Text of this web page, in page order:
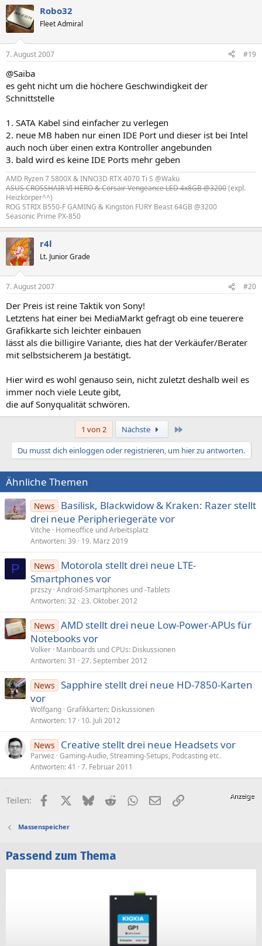
Robo32
Fleet Admiral
7. August 2007 #19
@Saiba
es geht nicht um die höchere Geschwindigkeit der
Schnittstelle
1. SATA Kabel sind einfacher zu verlegen
2. neue MB haben nur einen IDE Port und dieser ist bei Intel
auch noch über einen extra Kontroller angebunden
3. bald wird es keine IDE Ports mehr geben
AMD Ryzen 7 5800X & INNO3D RTX 4070 Ti S @Wakü
ASUS CROSSHAIR VI HERO & Corsair Vengeance LED 4x8GB @3200(expl.
Heizkörper^^)
ROG STRIX B550-F GAMING & Kingston FURY Beast 64GB @3200
Seasonic Prime PX-850
r4l
Lt. Junior Grade
7. August 2007 #20
Der Preis ist reine Taktik von Sony!
Letztens hat einer bei MediaMarkt gefragt ob eine teuerere
Grafikkarte sich leichter einbauen
lässt als die billigire Variante, dies hat der Verkäufer/Berater
mit selbstsicherem Ja bestätigt.
Hier wird es wohl genauso sein, nicht zuletzt deshalb weil es
immer noch viele Leute gibt,
die auf Sonyqualität schwören.
1 von 2 Nächste
Du musst dich einloggen oder registrieren, um hier zu antworten.
Ähnliche Themen
News
Basilisk, Blackwidow & Kraken: Razer stellt
drei neue Peripheriegeräte vor
Vitche
Homeoffice und Arbeitsplatz
Antworten 39 19. März 2019
P News
Motorola stellt drei neue LTE-
Smartphones vor
przszy Android-Smartphones und -Tablets
Antworten 32 23. Oktober 2012
News AMD stellt drei neue Low-Power-APUs für
Notebooks vor
Volker Mainboards und CPUs: Diskussionen
Antworten 31 27. September 2012
News Sapphire stellt drei neue HD-7850-Karten
vor
Wolfgang Grafikkarten: Diskussionen
Antworten 17 10. Juli 2012
News Creative stellt drei neue Headsets vor
Parwez Gaming-Audio, Streaming-Setups, Podcasting etc.
Antworten 41 7. Februar 2011
Teilen: FacebookX (Twitter)
BlueskyRedditWhatsApp
E-MailLink
Massenspeicher
Passend zum Thema